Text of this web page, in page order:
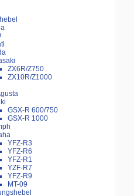
ZX6R/Z750
ZX10R/Z1000
GSX-R 600/750
GSX-R 1000
YFZ-R3
YFZ-R6
YFZ-R1
YZF-R7
YFZ-R9
MT-09